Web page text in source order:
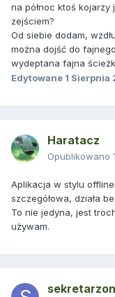
na północ ktoś
zejściem?
Od siebie dodam,
można dojść do
wydeptana fajna
Edytowane 1 Sierpnia
Haratacz
Opublikowano
Aplikacja w stylu
szczegółowa, działa
To nie jedyna, jest
używam.